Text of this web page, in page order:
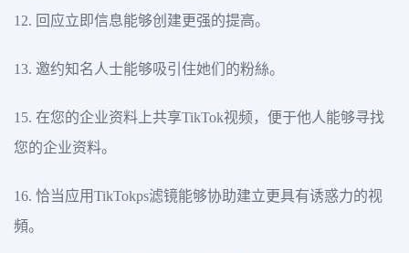
12. 回应立即信息能够创建更强的提高。
13. 邀约知名人士能够吸引住她们的粉絲。
15. 在您的企业资料上共享TikTok视频，便于他人能够寻找
您的企业资料。
16. 恰当应用TikTokps滤镜能够协助建立更具有诱惑力的视
頻。